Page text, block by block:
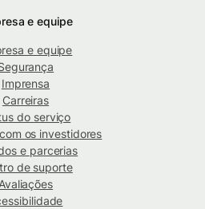
e equipe
e equipe
Imprensa
Carreiras
do serviço
os investidores
e parcerias
de suporte
Avaliações